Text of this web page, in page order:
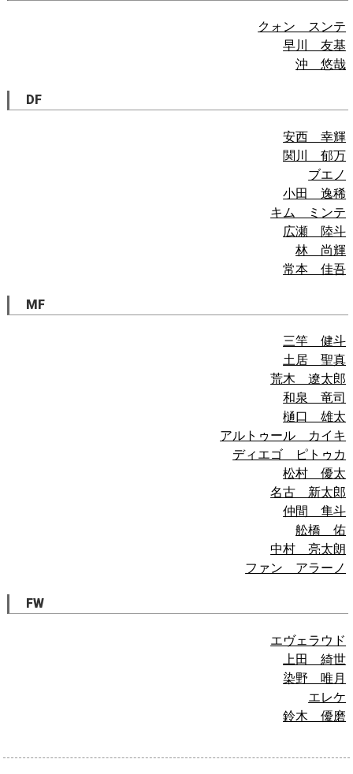
クォン スンテ
早川 友基
沖 悠哉
DF
安西 幸輝
関川 郁万
ブエノ
小田 逸稀
キム ミンテ
広瀬 陸斗
林 尚輝
常本 佳吾
MF
三竿 健斗
土居 聖真
荒木 遼太郎
和泉 竜司
樋口 雄太
アルトゥール カイキ
ディエゴ ピトゥカ
松村 優太
名古 新太郎
仲間 隼斗
舩橋 佑
中村 亮太朗
ファン アラーノ
FW
エヴェラウド
上田 綺世
染野 唯月
エレケ
鈴木 優磨